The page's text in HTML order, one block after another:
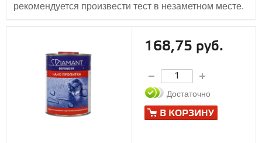
рекомендуется произвести тест в незаметном месте.
168,75 руб.
Достаточно
В КОРЗИНУ